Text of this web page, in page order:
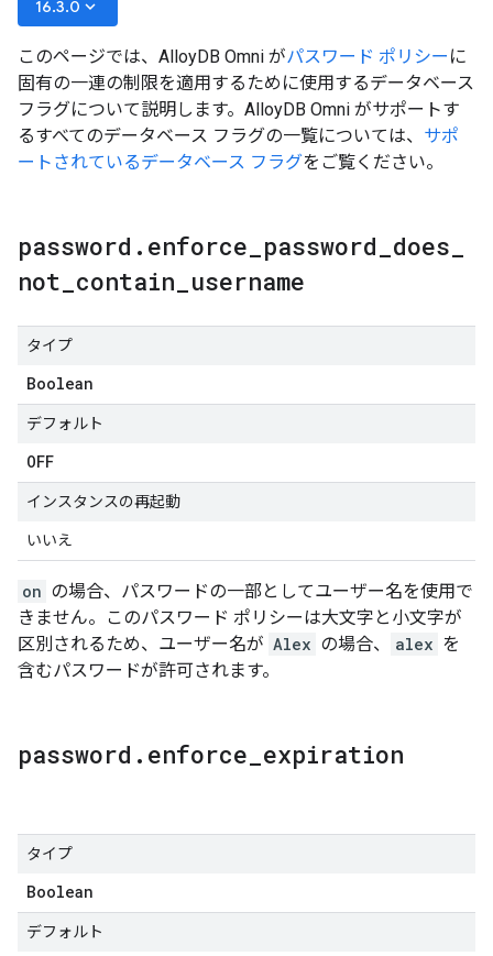
16.3.0 keyboard_arrow_down
このページでは、AlloyDB Omni がパスワード ポリシー に
固有の一連の制限を適用するために使用するデータベース
フラグについて説明します。AlloyDB Omni がサポートす
るすべてのデータベース フラグの一覧については、 サポ
ートされているデータベース フラグをご覧ください。
password . enforce password does
not contain username
タイプ
Boolean
デフォルト
OFF
インスタンスの再起動
いいえ
on の場合、パスワードの一部としてユーザー名を使用で
きません。このパスワード ポリシーは大文字と小文字が
区別されるため、ユーザー名が Alex の場合、 alex を
含むパスワードが許可されます。
password . enforce expiration
タイプ
Boolean
デフォルト